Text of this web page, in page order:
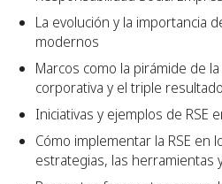
La evolución y la importancia
modernos
Marcos como la pirámide de
corporativa y el triple
Iniciativas y ejemplos de RSE
Cómo implementar la RSE en
estrategias, las herramientas